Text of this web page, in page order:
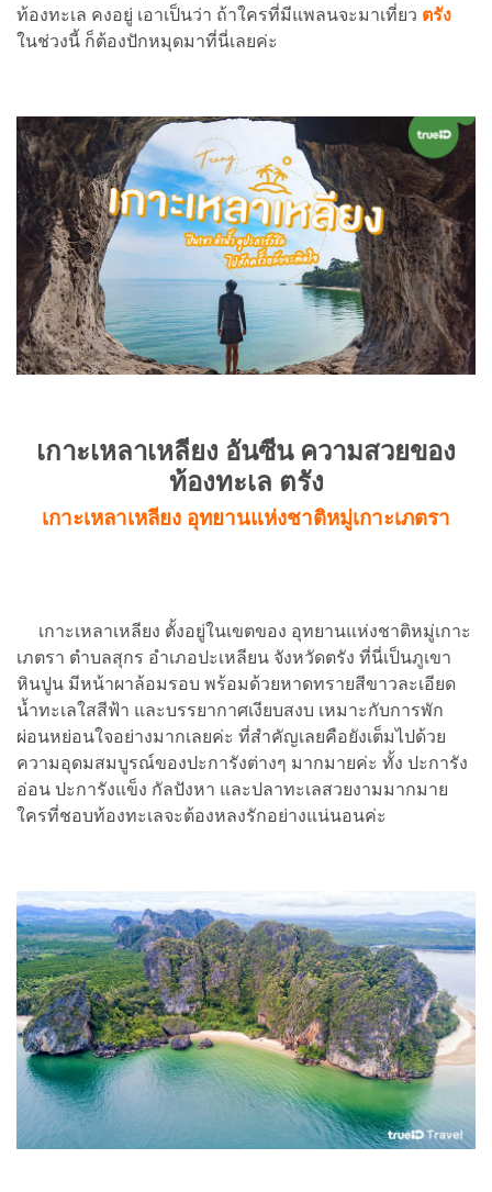
ท้องทะเล คงอยู่ เอาเป็นว่า ถ้าใครที่มีแพลนจะมาเที่ยว ตรัง
ในช่วงนี้ ก็ต้องปักหมุดมาที่นี่เลยค่ะ
เกาะเหลาเหลียง อันซีน ความสวยของ
ท้องทะเล ตรัง
เกาะเหลาเหลียง อุทยานแห่งชาติหมู่เกาะเภตรา
เกาะเหลาเหลียง ตั้งอยู่ในเขตของ อุทยานแห่งชาติหมู่เกาะ
เภตรา ตำบลสุกร อำเภอปะเหลียน จังหวัดตรัง ที่นี่เป็นภูเขา
หินปูน มีหน้าผาล้อมรอบ พร้อมด้วยหาดทรายสีขาวละเอียด
น้ำทะเลใสสีฟ้า และบรรยากาศเงียบสงบ เหมาะกับการพัก
ผ่อนหย่อนใจอย่างมากเลยค่ะ ที่สำคัญเลยคือยังเต็มไปด้วย
ความอุดมสมบูรณ์ของปะการังต่างๆ มากมายค่ะ ทั้ง ปะการัง
อ่อน ปะการังแข็ง กัลปังหา และปลาทะเลสวยงามมากมาย
ใครที่ชอบท้องทะเลจะต้องหลงรักอย่างแน่นอนค่ะ